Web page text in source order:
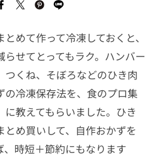
めて作って冷凍しておくと、
せてとってもラク。ハンバー
つくね、そぼろなどのひき肉
の冷凍保存法を、食のプロ集
に教えてもらいました。ひき
とめ買いして、自作おかずを
、時短＋節約にもなります